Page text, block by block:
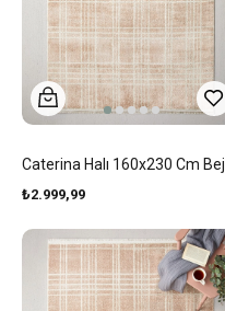
Caterina Halı 160x230 Cm Bej
₺2.999,99